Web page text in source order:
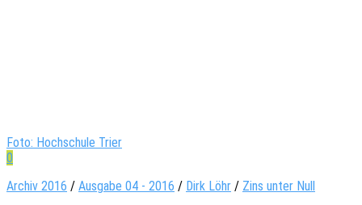
Foto: Hochschule Trier
0
Archiv 2016 / Ausgabe 04 - 2016 / Dirk Löhr / Zins unter Null